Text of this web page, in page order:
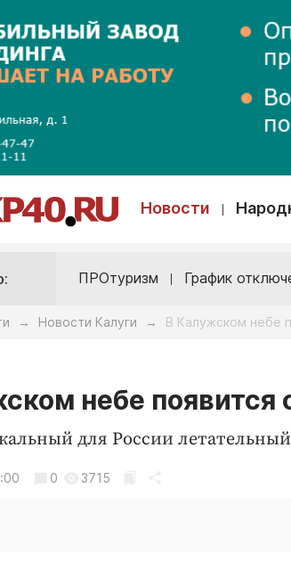
Новости
ПРОтуризм График
→ Новости Калуги → В Калужском небе
небе
для России
0 3715